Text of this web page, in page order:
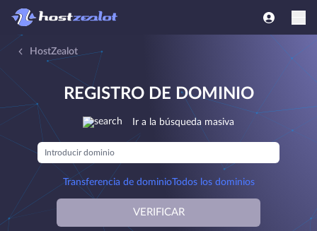
HostZealot
REGISTRO DE DOMINIO
Ir a la búsqueda masiva
Transferencia de dominioTodos los dominios
VERIFICAR